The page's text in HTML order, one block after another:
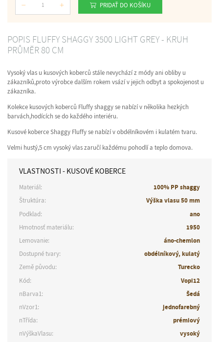
Počet PRIDAŤ DO KOŠÍKU
POPIS FLUFFY SHAGGY 3500 LIGHT GREY - KRUH
PRŮMĚR 80 CM
Vysoký vlas u kusových koberců stále nevychází z módy ani obliby u
zákazníků,proto výrobce dalším rokem vsází v jejich odbyt a spokojenost u
zákazníka.
Kolekce kusových koberců Fluffy shaggy se nabízí v několika hezkých
barvách,hodících se do každého interiéru.
Kusové koberce Shaggy Fluffy se nabízí v obdélníkovém i kulatém tvaru.
Velmi hustý,5 cm vysoký vlas zaručí každému pohodlí a teplo domova.
VLASTNOSTI - KUSOVÉ KOBERCE
Materiál:
100% PP shaggy
Štruktúra:
Výška vlasu 50 mm
Podklad:
ano
Hmotnosť materiálu:
1950
Lemovanie:
áno-chemlon
Dostupné tvary:
obdélníkový, kulatý
Země původu:
Turecko
Kód:
Vopi12
nBarva1:
Šedá
nVzor1:
jednofarebný
nTřída:
prémiový
nVýškaVlasu:
vysoký